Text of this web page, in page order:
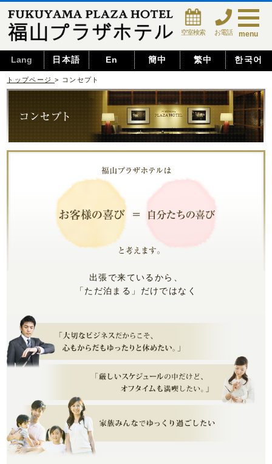
空室検索 お電話 menu
Lang 日本語 En 簡中 繁中 한국어
トップページ> コンセプト
出張で来ているから、
「ただ泊まる」だけではなく